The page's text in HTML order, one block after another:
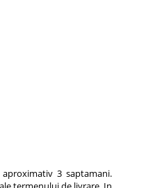
3 saptamani.